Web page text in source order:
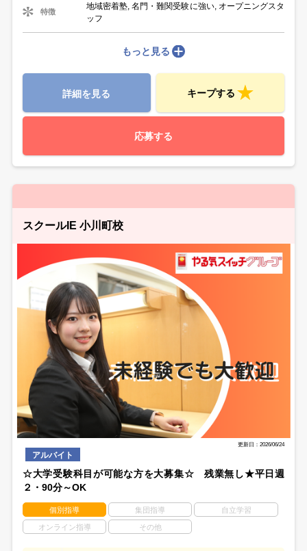
特徴
地域密着塾, 名門・難関受験に強い, オープニングスタ
ッフ
もっと見る
詳細を見る キープする
応募する
スクールIE 小川町校
更新日：2026/06/24
アルバイト
☆大学受験科目が可能な方を大募集☆ 残業無し★平日週
２・90分～OK
個別指導 集団指導 自立学習
オンライン指導 その他